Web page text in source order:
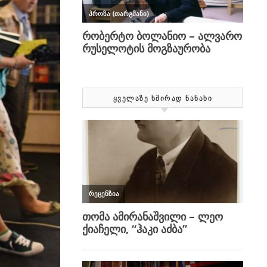
ᲧᲕᲔᲚᲐᲖᲔ ᲮᲨᲘᲠᲐᲓ ᲜᲐᲜᲐᲮᲘ